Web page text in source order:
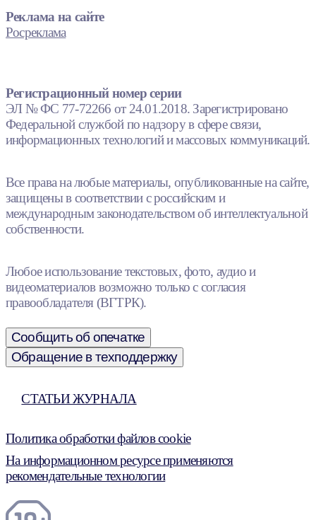
Реклама на сайте
Росреклама
Регистрационный номер серии
ЭЛ № ФС 77-72266 от 24.01.2018. Зарегистрировано
Федеральной службой по надзору в сфере связи,
информационных технологий и массовых коммуникаций.
Все права на любые материалы, опубликованные на сайте,
защищены в соответствии с российским и
международным законодательством об интеллектуальной
собственности.
Любое использование текстовых, фото, аудио и
видеоматериалов возможно только с согласия
правообладателя (ВГТРК).
Сообщить об опечатке
Обращение в техподдержку
СТАТЬИ ЖУРНАЛА
Политика обработки файлов cookie
На информационном ресурсе применяются
рекомендательные технологии